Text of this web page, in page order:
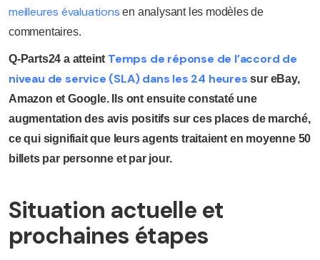
meilleures évaluations en analysant les modèles de
commentaires.
Q-Parts24 a atteint Temps de réponse de l’accord de
niveau de service (SLA) dans les 24 heures sur eBay,
Amazon et Google. Ils ont ensuite constaté une
augmentation des avis positifs sur ces places de marché,
ce qui signifiait que leurs agents traitaient en moyenne 50
billets par personne et par jour.
Situation actuelle et
prochaines étapes